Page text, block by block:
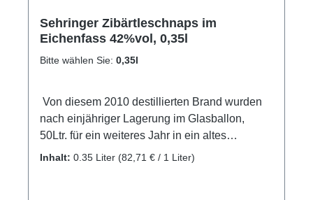
Sehringer Zibärtleschnaps im
Eichenfass 42%vol, 0,35l
Bitte wählen Sie: 0,35l
Von diesem 2010 destillierten Brand wurden
nach einjähriger Lagerung im Glasballon,
50Ltr. für ein weiteres Jahr in ein altes
Eichenfass gelegt. Durch das offenporige Holz
Inhalt: 0.35 Liter (82,71 € / 1 Liter)